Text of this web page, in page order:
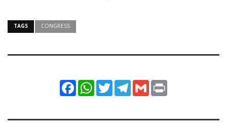
TAGS CONGRESS
FacebookWhatsApp
TwitterTelegram
Gmail